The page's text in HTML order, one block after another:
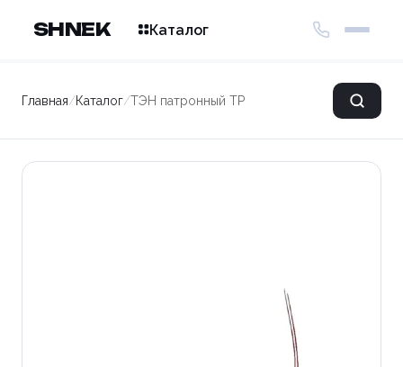
SHNEK Каталог
Главная/Каталог/ТЭН патронный TP 20*250